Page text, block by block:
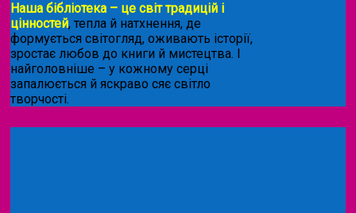
Наша бібліотека – це світ традицій і
цінностей, тепла й натхнення, де
формується світогляд, оживають історії,
зростає любов до книги й мистецтва. І
найголовніше – у кожному серці
запалюється й яскраво сяє світло
творчості.